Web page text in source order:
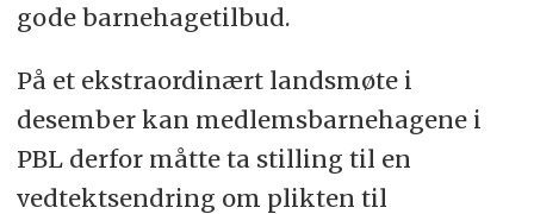
gode barnehagetilbud.
På et ekstraordinært landsmøte i
desember kan medlemsbarnehagene i
PBL derfor måtte ta stilling til en
vedtektsendring om plikten til